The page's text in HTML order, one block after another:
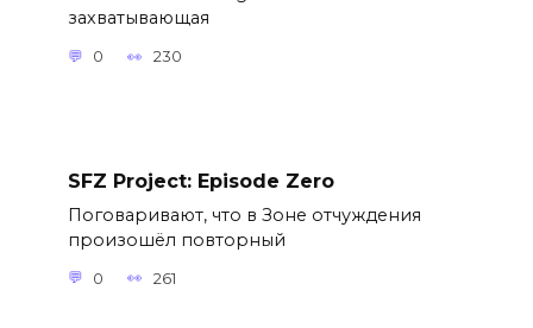
захватывающая
0 230
SFZ Project: Episode Zero
Поговаривают, что в Зоне отчуждения
произошёл повторный
0 261